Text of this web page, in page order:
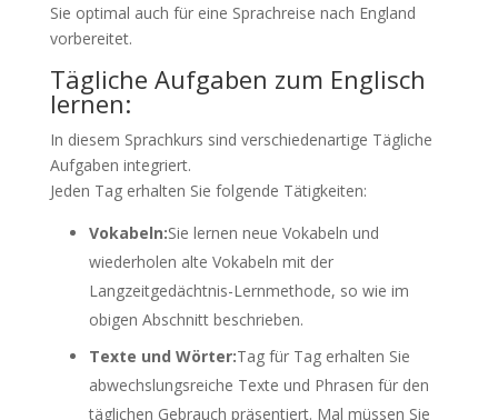
Sie optimal auch für eine Sprachreise nach England
vorbereitet.
Tägliche Aufgaben zum Englisch
lernen:
In diesem Sprachkurs sind verschiedenartige Tägliche
Aufgaben integriert.
Jeden Tag erhalten Sie folgende Tätigkeiten:
Vokabeln:Sie lernen neue Vokabeln und
wiederholen alte Vokabeln mit der
Langzeitgedächtnis-Lernmethode, so wie im
obigen Abschnitt beschrieben.
Texte und Wörter:Tag für Tag erhalten Sie
abwechslungsreiche Texte und Phrasen für den
täglichen Gebrauch präsentiert. Mal müssen Sie